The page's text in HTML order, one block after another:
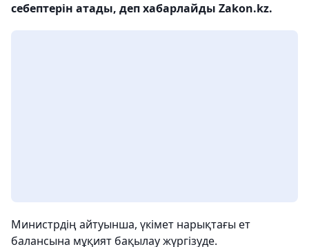
себептерін атады, деп хабарлайды Zakon.kz.
Министрдің айтуынша, үкімет нарықтағы ет
балансына мұқият бақылау жүргізуде.